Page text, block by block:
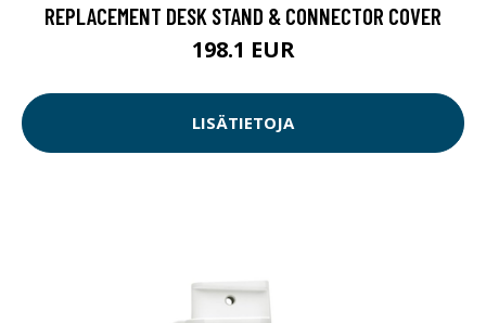
REPLACEMENT DESK STAND & CONNECTOR COVER
198.1 EUR
LISÄTIETOJA